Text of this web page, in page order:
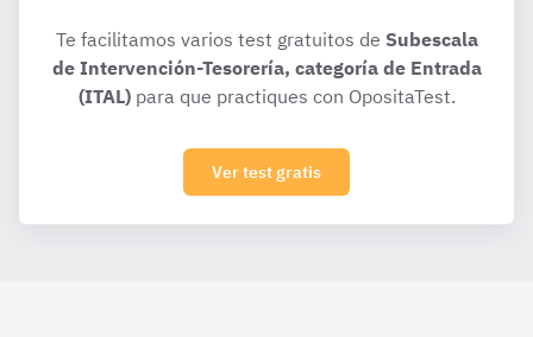
Te facilitamos varios test gratuitos de Subescala
de Intervención-Tesorería, categoría de Entrada
(ITAL)para que practiques con OpositaTest.
Ver test gratis